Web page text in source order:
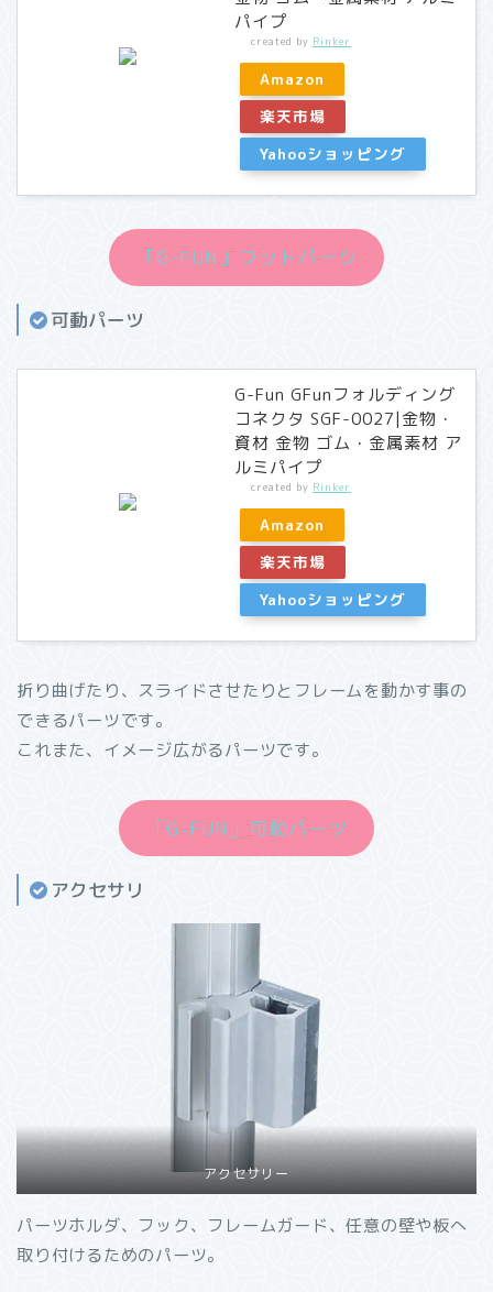
パイプ
created by Rinker
Amazon
楽天市場
Yahooショッピング
「G-FUN」フットパーツ
可動パーツ
G-Fun GFunフォルディング
コネクタ SGF-0027|金物・
資材 金物 ゴム・金属素材 ア
ルミパイプ
created by Rinker
Amazon
楽天市場
Yahooショッピング
折り曲げたり、スライドさせたりとフレームを動かす事の
できるパーツです。
これまた、イメージ広がるパーツです。
「G-FUN」可動パーツ
アクセサリ
アクセサリー
パーツホルダ、フック、フレームガード、任意の壁や板へ
取り付けるためのパーツ。